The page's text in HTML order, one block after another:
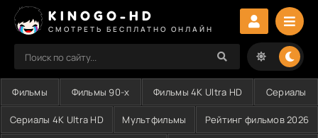
KINOGO-HD
СМОТРЕТЬ БЕСПЛАТНО ОНЛАЙН
Фильмы Фильмы 90-х Фильмы 4K Ultra HD Сериалы
Сериалы 4K Ultra HD Мультфильмы Рейтинг фильмов 2026